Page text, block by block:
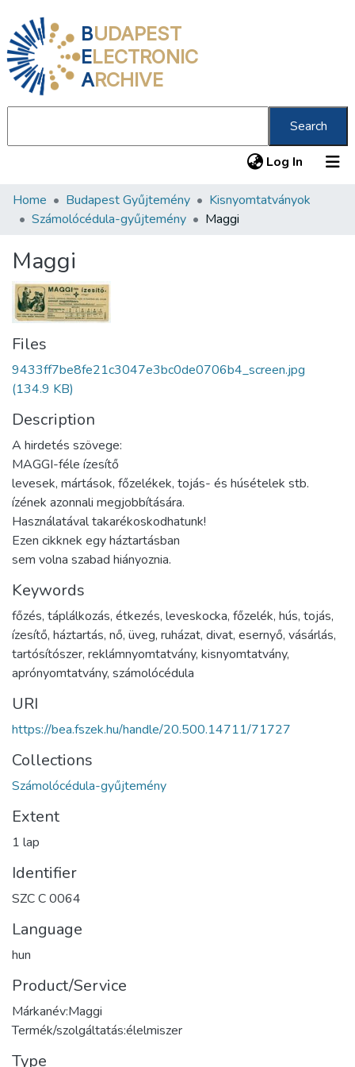
BUDAPEST
ELECTRONIC
ARCHIVE
Search
Log In (current)
Communities & Collections
Statistics
About us
Home Budapest Gyűjtemény
Kisnyomtatványok
Számolócédula-gyűjtemény
Maggi
Maggi
Files
9433ff7be8fe21c3047e3bc0de0706b4_screen.jpg
(134.9 KB)
Description
A hirdetés szövege:
MAGGI-féle ízesítő
levesek, mártások, főzelékek, tojás- és húsételek stb.
ízének azonnali megjobbítására.
Használatával takarékoskodhatunk!
Ezen cikknek egy háztartásban
sem volna szabad hiányoznia.
Keywords
főzés, táplálkozás, étkezés, leveskocka, főzelék, hús, tojás,
ízesítő, háztartás, nő, üveg, ruházat, divat, esernyő, vásárlás,
tartósítószer, reklámnyomtatvány, kisnyomtatvány,
aprónyomtatvány, számolócédula
URI
https://bea.fszek.hu/handle/20.500.14711/71727
Collections
Számolócédula-gyűjtemény
Extent
1 lap
Identifier
SZC C 0064
Language
hun
Product/Service
Márkanév:Maggi
Termék/szolgáltatás:élelmiszer
Type